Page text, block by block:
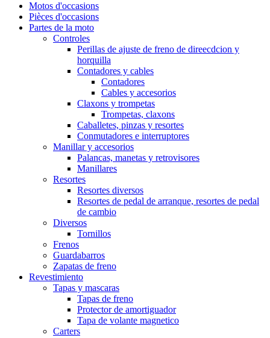
Motos d'occasions
Pièces d'occasions
Partes de la moto
Controles
Perillas de ajuste de freno de direecdcion y
horquilla
Contadores y cables
Contadores
Cables y accesorios
Claxons y trompetas
Trompetas, claxons
Caballetes, pinzas y resortes
Conmutadores e interruptores
Manillar y accesorios
Palancas, manetas y retrovisores
Manillares
Resortes
Resortes diversos
Resortes de pedal de arranque, resortes de pedal
de cambio
Diversos
Tornillos
Frenos
Guardabarros
Zapatas de freno
Revestimiento
Tapas y mascaras
Tapas de freno
Protector de amortiguador
Tapa de volante magnetico
Carters